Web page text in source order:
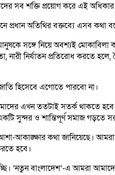
সব শক্তি প্রয়োগ করে এই অধিকার
প্রধান অতিথির বক্তব্যে এসব কথা
সঙ্গে নিয়ে অবশ্যই
নির্যাতন প্রতিরোধ করতে
হিসেবে এগোতে পারবো না।
এখন ততটাই সতর্ক থাকতে
সুন্দর ও শান্তিপূর্ণ সমাজ
আকাঙ্ক্ষার কথা জানিয়েছে।
হবে।
‘নতুন বাংলাদেশ’-এ আমরা